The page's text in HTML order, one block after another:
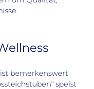
bemerkenswert
speist